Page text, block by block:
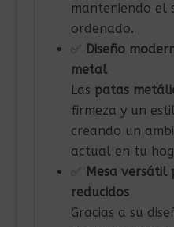
manteniendo el
ordenado.
✅ Diseño
metal
Las patas
firmeza y un
creando un
actual en tu
✅ Mesa versátil
reducidos
Gracias a su